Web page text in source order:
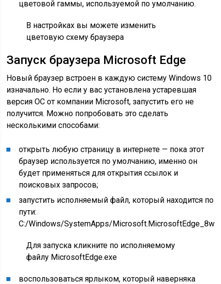
цветовой гаммы, используемой по умолчанию.
В настройках вы можете изменить
цветовую схему браузера
Запуск браузера Microsoft Edge
Новый браузер встроен в каждую систему Windows 10
изначально. Но если у вас установлена устаревшая
версия ОС от компании Microsoft, запустить его не
получится. Можно попробовать это сделать
несколькими способами:
открыть любую страницу в интернете — пока этот
браузер используется по умолчанию, именно он
будет применяться для открытия ссылок и
поисковых запросов;
запустить исполняемый файл, который находится по
пути:
C:/Windows/SystemApps/
Для запуска кликните по исполняемому
файлу MicrosoftEdge.exe
воспользоваться ярлыком, который наверняка